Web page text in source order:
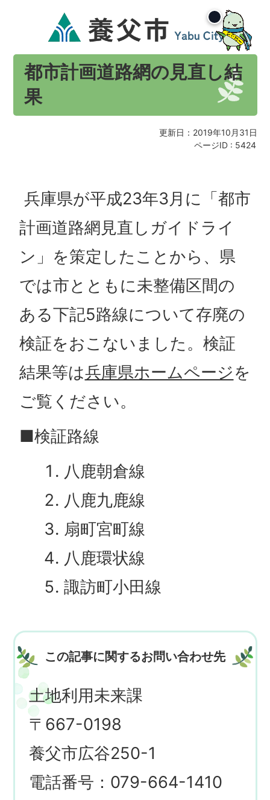
都市計画道路網の見直し結
果
更新日：2019年10月31日
ページID : 5424
兵庫県が平成23年3月に「都市
計画道路網見直しガイドライ
ン」を策定したことから、県
では市とともに未整備区間の
ある下記5路線について存廃の
検証をおこないました。検証
結果等は兵庫県ホームページを
ご覧ください。
■検証路線
八鹿朝倉線
八鹿九鹿線
扇町宮町線
八鹿環状線
諏訪町小田線
この記事に関するお問い合わせ先
土地利用未来課
〒667-0198
養父市広谷250-1
電話番号：079-664-1410